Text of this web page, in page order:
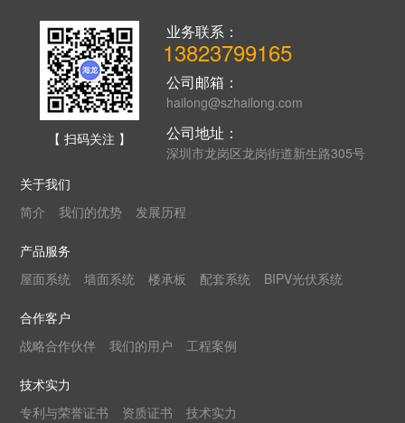
【 扫码关注 】
业务联系：
13823799165
公司邮箱：
hailong@szhailong.com
公司地址：
深圳市龙岗区龙岗街道新生路305号
关于我们
简介
我们的优势 发展历程
产品服务
屋面系统
墙面系统 楼承板 配套系统 BIPV光伏系统
合作客户
战略合作伙伴
我们的用户 工程案例
技术实力
专利与荣誉证书
资质证书 技术实力